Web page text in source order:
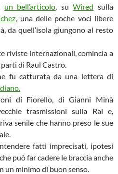
un bell’articolo, suWired sulla
, una delle poche voci libere
da quell’isola giungono al resto
riviste internazionali, comincia a
di Raul Castro.
fu catturata da una lettera di
di Fiorello, di Gianni Minà
trasmissioni sulla Rai e,
senile che hanno preso le sue
fatti imprecisati, ipotesi
può far cadere le braccia anche
un minimo di buon senso.